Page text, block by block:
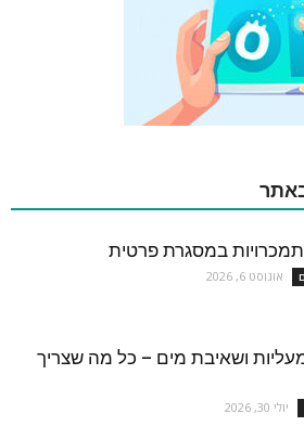
במסגרת פרטית
אוגוסט 6, 2026
ושאיבת מים – כל מה שצריך
יולי 30, 2026